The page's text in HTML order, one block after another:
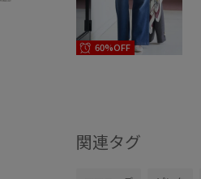
60%OFF
関連タグ